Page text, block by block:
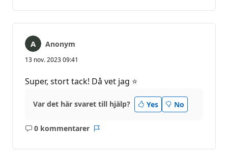
Anonym
13 nov. 2023 09:41
Super, stort tack! Då vet jag ⭐
Var det här svaret till hjälp? Yes No
0 kommentarer
Inga